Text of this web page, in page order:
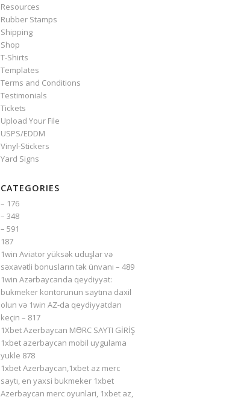
Resources
Rubber Stamps
Shipping
Shop
T-Shirts
Templates
Terms and Conditions
Testimonials
Tickets
Upload Your File
USPS/EDDM
Vinyl-Stickers
Yard Signs
CATEGORIES
– 176
– 348
– 591
187
1win Aviator yüksək uduşlar və
səxavətli bonusların tək ünvanı – 489
1win Azərbaycanda qeydiyyat:
bukmeker kontorunun saytına daxil
olun və 1win AZ-da qeydiyyatdan
keçin – 817
1Xbet Azerbaycan MƏRC SAYTI GİRİŞ
1xbet azerbaycan mobil uygulama
yukle 878
1xbet Azerbaycan,1xbet az merc
saytı, en yaxsi bukmeker 1xbet
Azerbaycan merc oyunlari, 1xbet az,